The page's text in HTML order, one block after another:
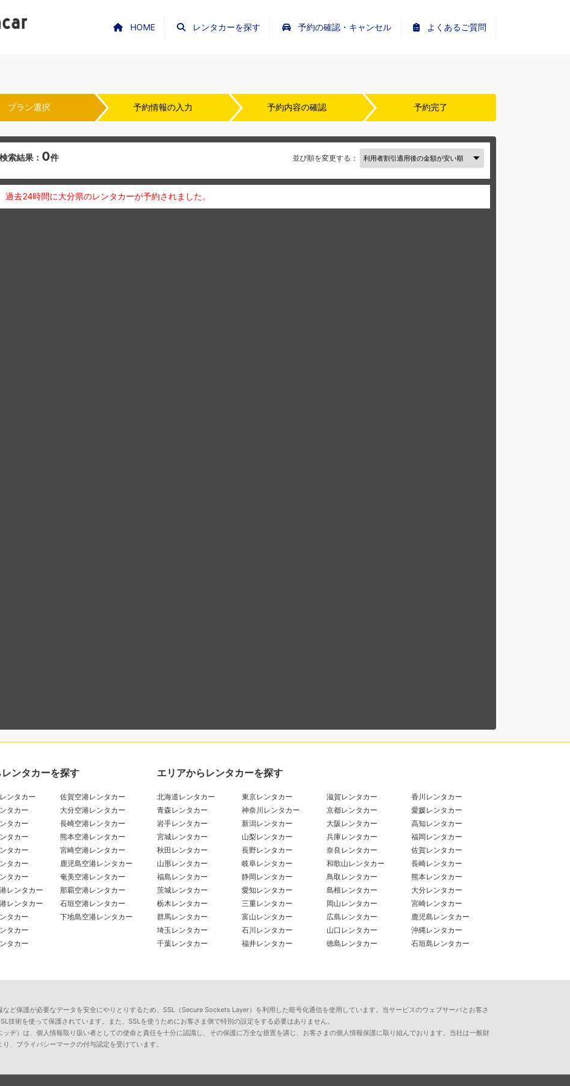
よくあるご質問
予約の確認・キャンセル
レンタカーを探す
HOME
プラン選択 予約情報の入力 予約内容の確認 予約完了
検索結果： 0件 並び順を変更する：
過去24時間に大分県のレンタカーが予約されました。
ンタカーを探す
ンタカー
タカー
タカー
タカー
タカー
タカー
タカー
レンタカー
レンタカー
タカー
タカー
タカー
佐賀空港レンタカー
大分空港レンタカー
長崎空港レンタカー
熊本空港レンタカー
宮崎空港レンタカー
鹿児島空港レンタカー
奄美空港レンタカー
那覇空港レンタカー
石垣空港レンタカー
下地島空港レンタカー
エリアからレンタカーを探す
北海道レンタカー
青森レンタカー
岩手レンタカー
宮城レンタカー
秋田レンタカー
山形レンタカー
福島レンタカー
茨城レンタカー
栃木レンタカー
群馬レンタカー
埼玉レンタカー
千葉レンタカー
東京レンタカー
神奈川レンタカー
新潟レンタカー
山梨レンタカー
長野レンタカー
岐阜レンタカー
静岡レンタカー
愛知レンタカー
三重レンタカー
富山レンタカー
石川レンタカー
福井レンタカー
滋賀レンタカー
京都レンタカー
大阪レンタカー
兵庫レンタカー
奈良レンタカー
和歌山レンタカー
鳥取レンタカー
島根レンタカー
岡山レンタカー
広島レンタカー
山口レンタカー
徳島レンタカー
香川レンタカー
愛媛レンタカー
高知レンタカー
福岡レンタカー
佐賀レンタカー
長崎レンタカー
熊本レンタカー
大分レンタカー
宮崎レンタカー
鹿児島レンタカー
沖縄レンタカー
石垣島レンタカー
ど保護が必要なデータを安全にやりとりするため、SSL（Secure Sockets Layer）を利用した暗号化通信を使用しています。当サービスのウェブサーバとお客さ
技術を使って保護されています。また、SSLを使うためにお客さま側で特別の設定をする必要はありません。
ッヂ）は、個人情報取り扱い者としての使命と責任を十分に認識し、その保護に万全な措置を講じ、お客さまの個人情報保護に取り組んでおります。当社は一般財
、プライバシーマークの付与認定を受けています。